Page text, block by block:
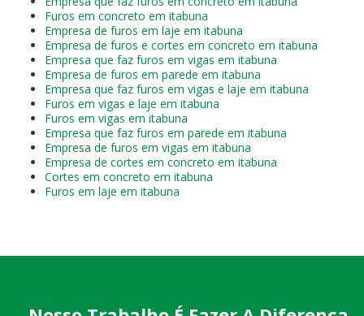
Furos em concreto em itabuna
Empresa de furos em laje em itabuna
Empresa de furos e cortes em concreto em itabuna
Empresa que faz furos em vigas em itabuna
Empresa de furos em parede em itabuna
Empresa que faz furos em vigas e laje em itabuna
Furos em vigas e laje em itabuna
Furos em vigas em itabuna
Empresa que faz furos em parede em itabuna
Empresa de furos em vigas em itabuna
Empresa de cortes em concreto em itabuna
Cortes em concreto em itabuna
Furos em laje em itabuna